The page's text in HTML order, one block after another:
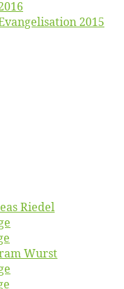
2015
Riedel
Wurst